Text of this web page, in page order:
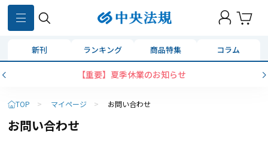
新刊 ランキング 商品特集 コラム
【重要】夏季休業のお知らせ
TOP > マイページ > お問い合わせ
お問い合わせ